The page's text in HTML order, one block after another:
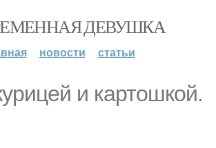
ДЕВУШКА
новости статьи
и картошкой.